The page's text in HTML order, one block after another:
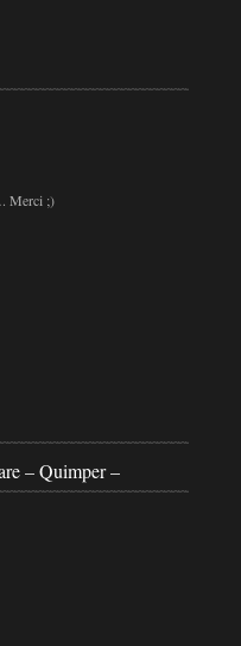
Merci ;)
– Quimper –